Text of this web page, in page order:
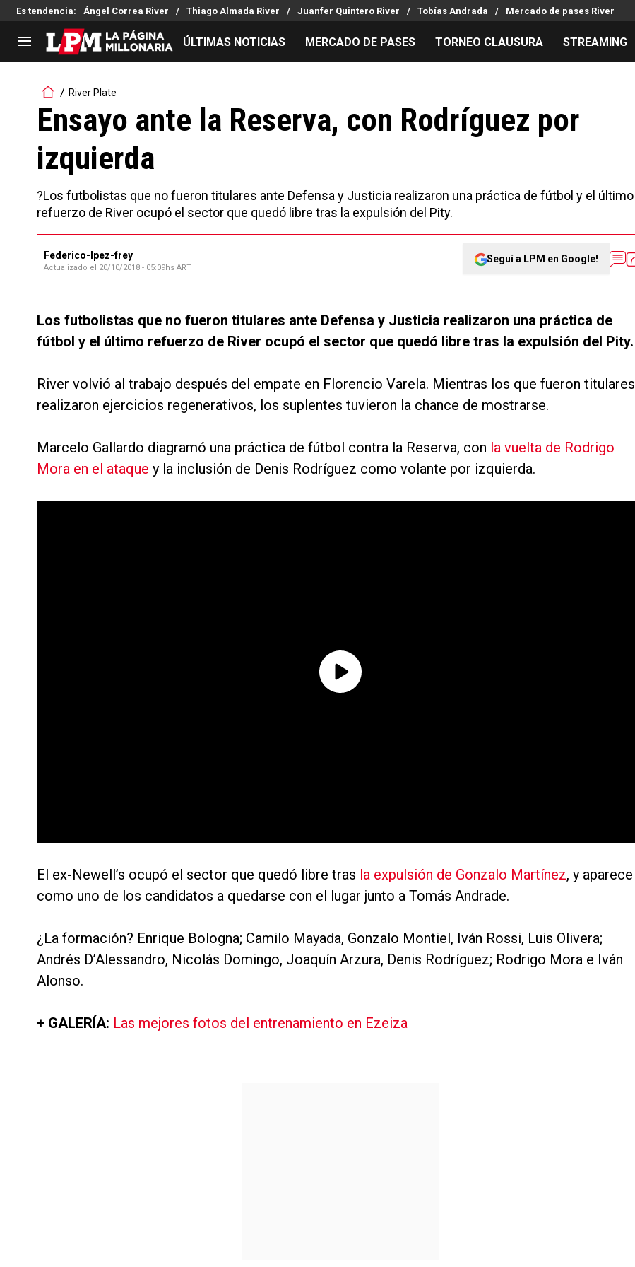
Es tendencia: Ángel Correa River Thiago Almada River Juanfer Quintero River Tobías Andrada Mercado de pases River
LIGA PROFESIONAL
Noticias
Tabla de posiciones
Fixture
Reserva
Copa Sudamericana
Copa Argentina
Mercado de Pases
Análisis tácticos
Streaming
Entradas
ÚLTIMAS NOTICIAS MERCADO DE PASES TORNEO CLAUSURA STREAMING
River Plate
Ensayo ante la Reserva, con Rodríguez por
izquierda
?Los futbolistas que no fueron titulares ante Defensa y Justicia realizaron una práctica de fútbol y el último
refuerzo de River ocupó el sector que quedó libre tras la expulsión del Pity.
Federico-lpez-frey
Actualizado el 20/10/2018 - 05:09hs ART
Seguí a LPM en Google!
Los futbolistas que no fueron titulares ante Defensa y Justicia realizaron una práctica de
fútbol y el último refuerzo de River ocupó el sector que quedó libre tras la expulsión del Pity.
River volvió al trabajo después del empate en Florencio Varela. Mientras los que fueron titulares
realizaron ejercicios regenerativos, los suplentes tuvieron la chance de mostrarse.
Marcelo Gallardo diagramó una práctica de fútbol contra la Reserva, con la vuelta de Rodrigo
Mora en el ataque y la inclusión de Denis Rodríguez como volante por izquierda.
El ex-Newell’s ocupó el sector que quedó libre tras la expulsión de Gonzalo Martínez, y aparece
como uno de los candidatos a quedarse con el lugar junto a Tomás Andrade.
¿La formación? Enrique Bologna; Camilo Mayada, Gonzalo Montiel, Iván Rossi, Luis Olivera;
Andrés D’Alessandro, Nicolás Domingo, Joaquín Arzura, Denis Rodríguez; Rodrigo Mora e Iván
Alonso.
+ GALERÍA: Las mejores fotos del entrenamiento en Ezeiza